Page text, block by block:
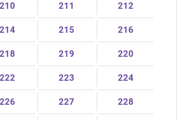
210 211 212
214 215 216
218 219 220
222 223 224
226 227 228